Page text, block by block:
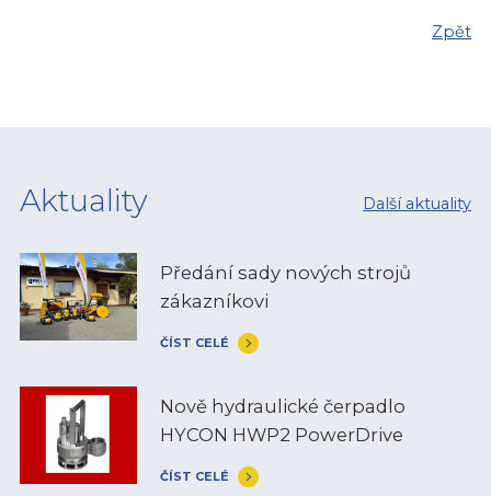
Zpět
Další aktuality
Aktuality
Předání sady nových strojů
zákazníkovi
ČÍST CELÉ
Nově hydraulické čerpadlo
HYCON HWP2 PowerDrive
ČÍST CELÉ